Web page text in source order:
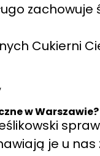
zachowuje
Cukierni
w Warszawie?
je u